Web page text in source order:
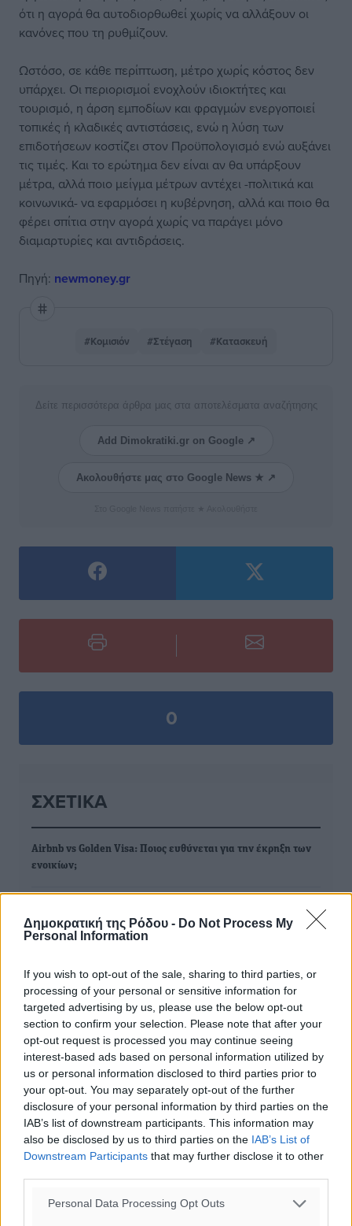
Δημοκρατική της Ρόδου - Do Not Process My
Personal Information
If you wish to opt-out of the sale, sharing to third parties, or
processing of your personal or sensitive information for
targeted advertising by us, please use the below opt-out
section to confirm your selection. Please note that after your
opt-out request is processed you may continue seeing
interest-based ads based on personal information utilized by
us or personal information disclosed to third parties prior to
your opt-out. You may separately opt-out of the further
disclosure of your personal information by third parties on the
IAB’s list of downstream participants. This information may
also be disclosed by us to third parties on the IAB’s List of
Downstream Participants that may further disclose it to other
Personal Data Processing Opt Outs
ότι η αγορά θα αυτοδιορθωθεί χωρίς να αλλάξουν οι
κανόνες που τη ρυθμίζουν.
Ωστόσο, σε κάθε περίπτωση, μέτρο χωρίς κόστος δεν
υπάρχει. Οι περιορισμοί ενοχλούν ιδιοκτήτες και
τουρισμό, η άρση εμποδίων και φραγμών ενεργοποιεί
τοπικές ή κλαδικές αντιστάσεις, ενώ η λύση των
επιδοτήσεων κοστίζει στον Προϋπολογισμό ενώ αυξάνει
τις τιμές. Και το ερώτημα δεν είναι αν θα υπάρξουν
μέτρα, αλλά ποιο μείγμα μέτρων αντέχει -πολιτικά και
κοινωνικά- να εφαρμόσει η κυβέρνηση, αλλά και ποιο θα
φέρει σπίτια στην αγορά χωρίς να παράγει μόνο
διαμαρτυρίες και αντιδράσεις.
Πηγή: newmoney.gr
#Κομισιόν #Στέγαση #Κατασκευή
Δείτε περισσότερα άρθρα μας στα αποτελέσματα αναζήτησης
Add Dimokratiki.gr on Google ↗
Ακολουθήστε μας στο Google News ★ ↗
0
ΣΧΕΤΙΚΆ
Airbnb vs Golden Visa: Ποιος ευθύνεται για την έκρηξη των
ενοικίων;
AirBnb, Golden Visa
Χρυσή Βίζα: Ισραήλ και Τουρκία ψηφίζουν ελληνική Golden
Visa
Άλμα 31% στις Ελληνικές Golden Visa από τις αρχές του έτους
- Μεγάλη ζήτηση από Τουρκία, Κίνα και Ισραήλ
ΔΙΑΒΑΣΕ ΕΠΙΣΗΣ
ΕΙΔΉΣΕΙΣ
Θεσσαλονίκη – Έως 800 ευρώ στο Ρέθυμνο
08.08.26 · 09:40